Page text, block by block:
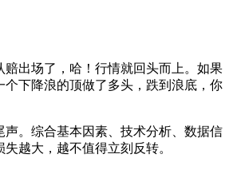
出场了，哈！行情就回头而上。如果
下降浪的顶做了多头，跌到浪底，你
。综合基本因素、技术分析、数据信
越大，越不值得立刻反转。